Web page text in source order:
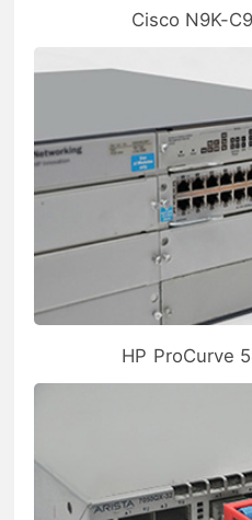
Cisco N9K-
HP ProCurve